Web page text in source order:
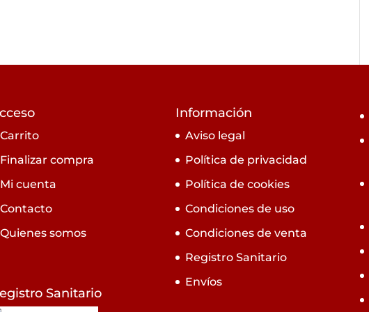
Carrito
Finalizar compra
Mi cuenta
Contacto
Quienes somos
Sanitario
Información
Aviso legal
Política de privacidad
Política de cookies
Condiciones de uso
Condiciones de venta
Registro Sanitario
Envíos